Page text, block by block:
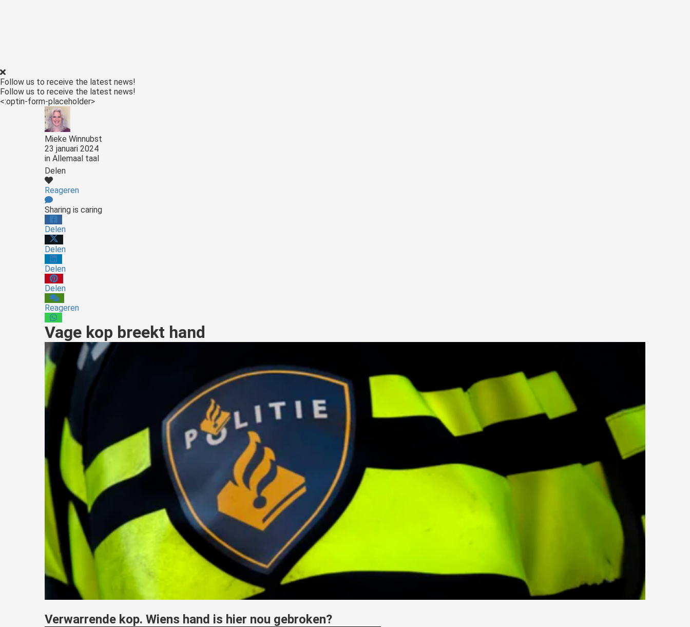
Follow us to receive the latest news!
Follow us to receive the latest news!
<:optin-form-placeholder>
Mieke Winnubst
23 januari 2024
in Allemaal taal
Delen
Reageren
Sharing is caring
Delen
Delen
Delen
Delen
Reageren
Vage kop breekt hand
Verwarrende kop. Wiens hand is hier nou gebroken?